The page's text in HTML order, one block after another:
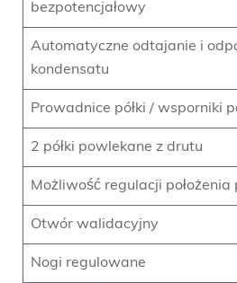
bezpotencjałowy
Automatyczne odtajanie i
kondensatu
Prowadnice półki / wsporniki
2 półki powlekane z drutu
Możliwość regulacji położenia
Otwór walidacyjny
Nogi regulowane